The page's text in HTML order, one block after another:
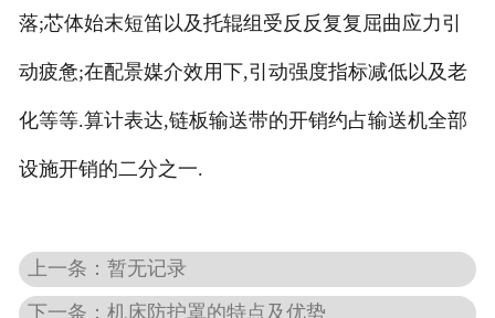
落;芯体始末短笛以及托辊组受反反复复屈曲应力引
动疲惫;在配景媒介效用下,引动强度指标减低以及老
化等等.算计表达,链板输送带的开销约占输送机全部
设施开销的二分之一.
上一条：暂无记录
下一条：机床防护罩的特点及优势